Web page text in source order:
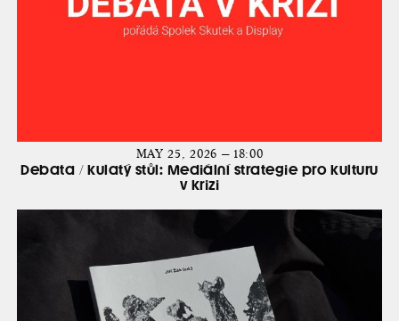
MAY 25, 2026 — 18:00
Debata / kulatý stůl: Mediální strategie pro kulturu
v krizi